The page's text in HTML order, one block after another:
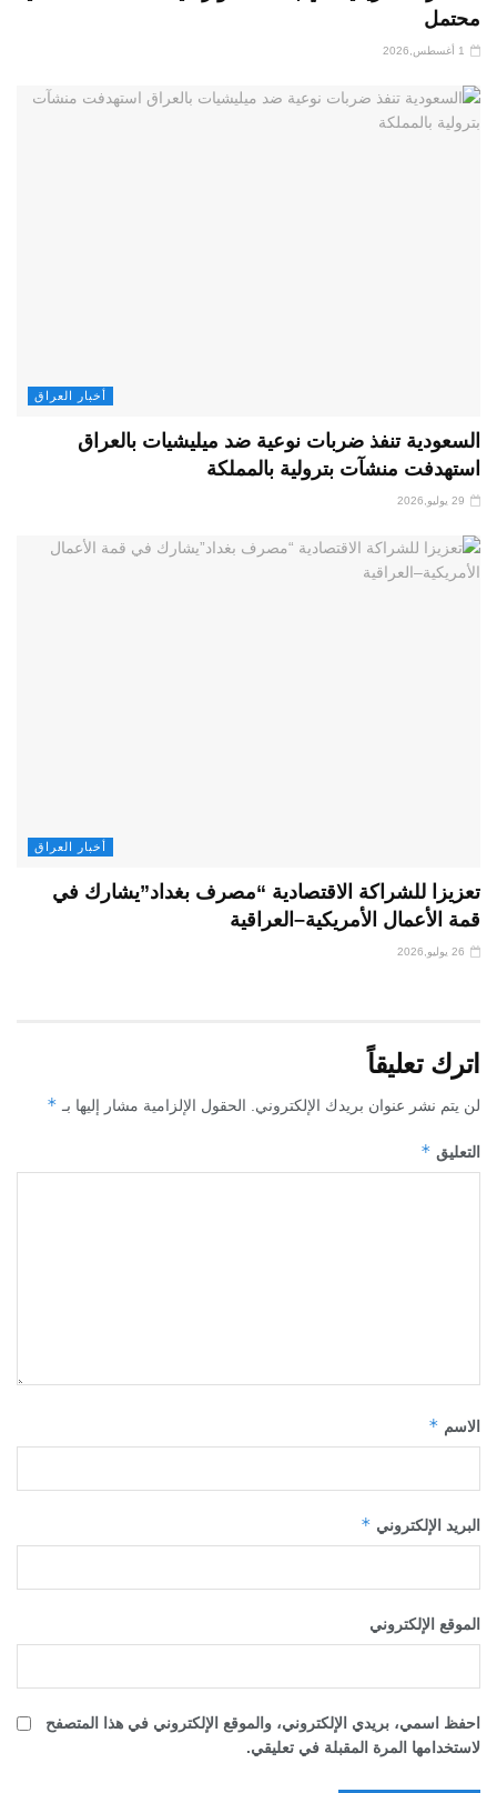
محتمل
أخبار العراق
السعودية تنفذ ضربات نوعية ضد ميليشيات بالعراق
استهدفت منشآت بترولية بالمملكة
أخبار العراق
تعزيزا للشراكة الاقتصادية “مصرف بغداد”يشارك في
قمة الأعمال الأمريكية–العراقية
اترك تعليقاً
لن يتم نشر عنوان بريدك الإلكتروني. الحقول الإلزامية مشار إليها بـ *
التعليق *
الاسم *
البريد الإلكتروني *
الموقع الإلكتروني
احفظ اسمي، بريدي الإلكتروني، والموقع الإلكتروني في هذا المتصفح
لاستخدامها المرة المقبلة في تعليقي.